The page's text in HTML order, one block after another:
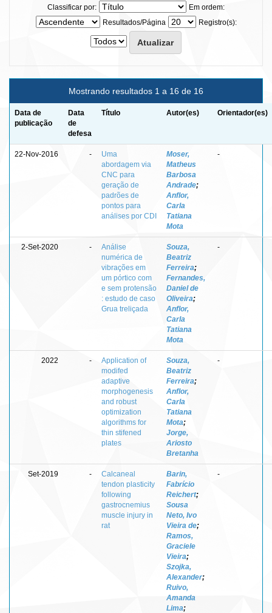
Classificar por:
Em ordem:
Resultados/Página
Registro(s):
Mostrando resultados 1 a 16 de 16
Data de
publicação
Data
de
defesa
Título Autor(es) Orientador(es)
22-Nov-2016 -
Uma
abordagem via
CNC para
geração de
padrões de
pontos para
análises por CDI
Moser,
Matheus
Barbosa
Andrade;
Anflor,
Carla
Tatiana
Mota
-
2-Set-2020 -
Análise
numérica de
vibrações em
um pórtico com
e sem protensão
: estudo de caso
Grua treliçada
Souza,
Beatriz
Ferreira;
Fernandes,
Daniel de
Oliveira;
Anflor,
Carla
Tatiana
Mota
-
2022 -
Application of
modifed
adaptive
morphogenesis
and robust
optimization
algorithms for
thin stifened
plates
Souza,
Beatriz
Ferreira;
Anflor,
Carla
Tatiana
Mota;
Jorge,
Ariosto
Bretanha
-
Set-2019 -
Calcaneal
tendon plasticity
following
gastrocnemius
muscle injury in
rat
Barin,
Fabrício
Reichert;
Sousa
Neto, Ivo
Vieira de;
Ramos,
Graciele
Vieira;
Szojka,
Alexander;
Ruivo,
Amanda
Lima;
-